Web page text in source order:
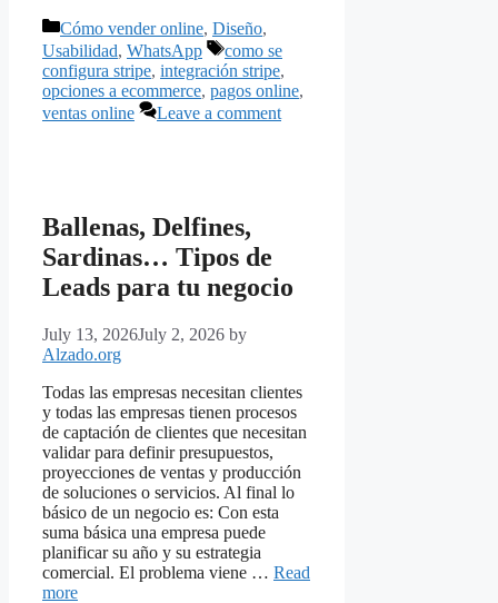
Categories
Cómo vender online, Diseño,
Usabilidad, WhatsApp Tags
como se
configura stripe, integración stripe,
opciones a ecommerce, pagos online,
ventas online
Leave a comment
Ballenas, Delfines,
Sardinas… Tipos de
Leads para tu negocio
July 13, 2026July 2, 2026 by
Alzado.org
Todas las empresas necesitan clientes
y todas las empresas tienen procesos
de captación de clientes que necesitan
validar para definir presupuestos,
proyecciones de ventas y producción
de soluciones o servicios. Al final lo
básico de un negocio es: Con esta
suma básica una empresa puede
planificar su año y su estrategia
comercial. El problema viene … Read
more